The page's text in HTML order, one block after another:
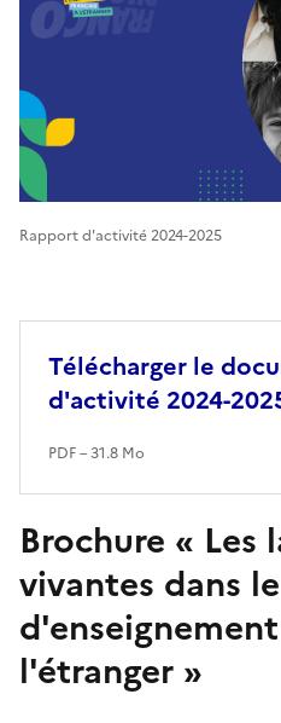
Rapport d'activité 2024-2025
Télécharger le
d'activité 2024-
PDF – 31.8 Mo
Brochure « Les
vivantes dans
l'étranger »